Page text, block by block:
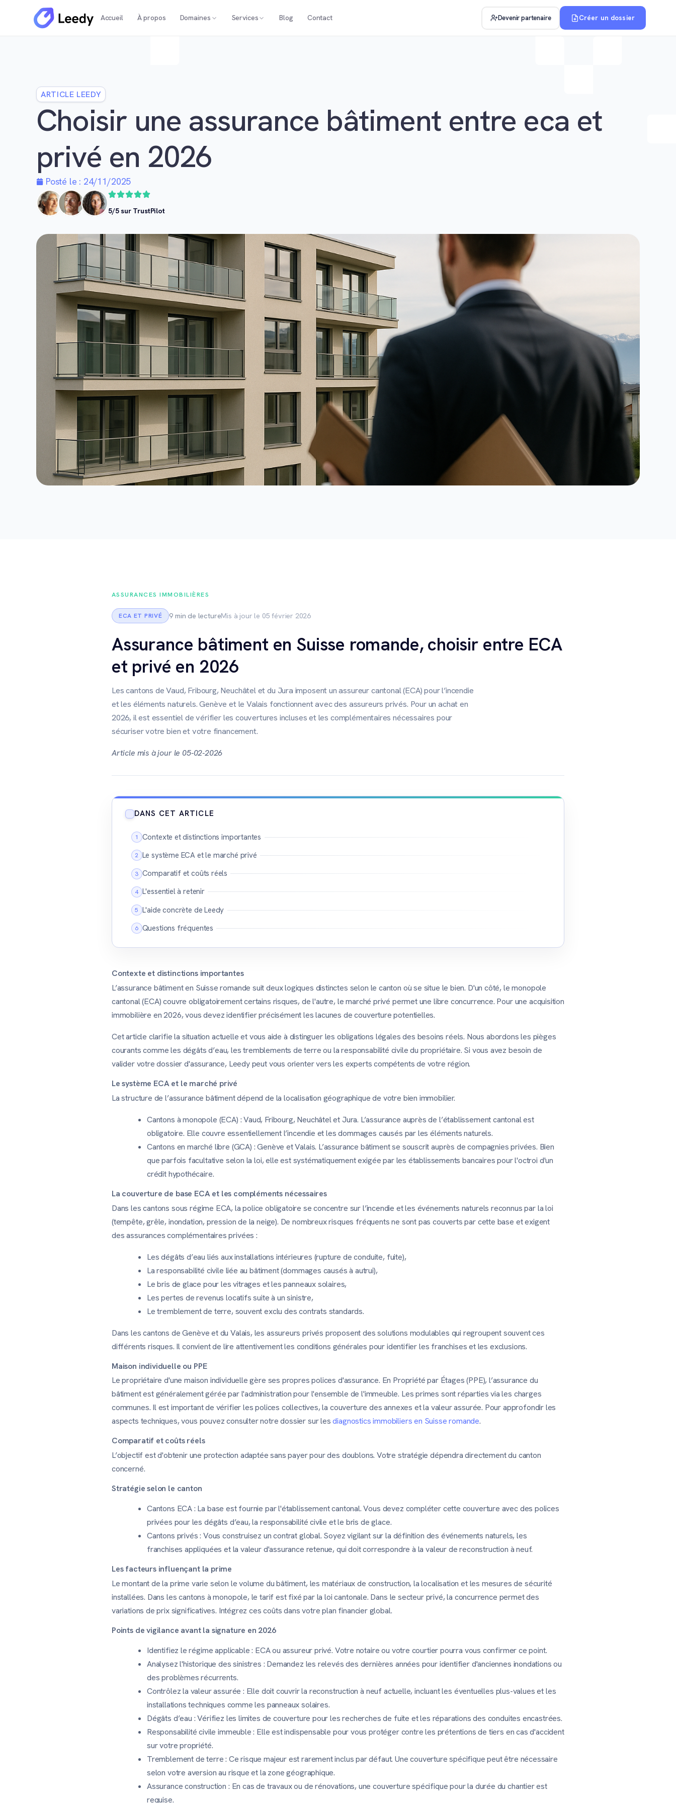
Accueil À propos Domaines Services Blog Contact Devenir partenaire Créer un dossier
ARTICLE LEEDY
Choisir une assurance bâtiment entre eca et
privé en 2026
Posté le : 24/11/2025
5/5 sur TrustPilot
ASSURANCES IMMOBILIÈRES
ECA ET PRIVÉ 9 min de lectureMis à jour le 05 février 2026
Assurance bâtiment en Suisse romande, choisir entre ECA
et privé en 2026
Les cantons de Vaud, Fribourg, Neuchâtel et du Jura imposent un assureur cantonal (ECA) pour l’incendie
et les éléments naturels. Genève et le Valais fonctionnent avec des assureurs privés. Pour un achat en
2026, il est essentiel de vérifier les couvertures incluses et les complémentaires nécessaires pour
sécuriser votre bien et votre financement.
Article mis à jour le 05-02-2026
DANS CET ARTICLE
Contexte et distinctions importantes
Le système ECA et le marché privé
Comparatif et coûts réels
L'essentiel à retenir
L'aide concrète de Leedy
Questions fréquentes
Contexte et distinctions importantes
L’assurance bâtiment en Suisse romande suit deux logiques distinctes selon le canton où se situe le bien. D'un côté, le monopole
cantonal (ECA) couvre obligatoirement certains risques, de l'autre, le marché privé permet une libre concurrence. Pour une acquisition
immobilière en 2026, vous devez identifier précisément les lacunes de couverture potentielles.
Cet article clarifie la situation actuelle et vous aide à distinguer les obligations légales des besoins réels. Nous abordons les pièges
courants comme les dégâts d’eau, les tremblements de terre ou la responsabilité civile du propriétaire. Si vous avez besoin de
valider votre dossier d'assurance, Leedy peut vous orienter vers les experts compétents de votre région.
Le système ECA et le marché privé
La structure de l’assurance bâtiment dépend de la localisation géographique de votre bien immobilier.
Cantons à monopole (ECA) : Vaud, Fribourg, Neuchâtel et Jura. L’assurance auprès de l’établissement cantonal est
obligatoire. Elle couvre essentiellement l’incendie et les dommages causés par les éléments naturels.
Cantons en marché libre (GCA) : Genève et Valais. L’assurance bâtiment se souscrit auprès de compagnies privées. Bien
que parfois facultative selon la loi, elle est systématiquement exigée par les établissements bancaires pour l'octroi d'un
crédit hypothécaire.
La couverture de base ECA et les compléments nécessaires
Dans les cantons sous régime ECA, la police obligatoire se concentre sur l’incendie et les événements naturels reconnus par la loi
(tempête, grêle, inondation, pression de la neige). De nombreux risques fréquents ne sont pas couverts par cette base et exigent
des assurances complémentaires privées :
Les dégâts d’eau liés aux installations intérieures (rupture de conduite, fuite),
La responsabilité civile liée au bâtiment (dommages causés à autrui),
Le bris de glace pour les vitrages et les panneaux solaires,
Les pertes de revenus locatifs suite à un sinistre,
Le tremblement de terre, souvent exclu des contrats standards.
Dans les cantons de Genève et du Valais, les assureurs privés proposent des solutions modulables qui regroupent souvent ces
différents risques. Il convient de lire attentivement les conditions générales pour identifier les franchises et les exclusions.
Maison individuelle ou PPE
Le propriétaire d'une maison individuelle gère ses propres polices d'assurance. En Propriété par Étages (PPE), l’assurance du
bâtiment est généralement gérée par l'administration pour l'ensemble de l'immeuble. Les primes sont réparties via les charges
communes. Il est important de vérifier les polices collectives, la couverture des annexes et la valeur assurée. Pour approfondir les
aspects techniques, vous pouvez consulter notre dossier sur lesdiagnostics immobiliers en Suisse romande.
Comparatif et coûts réels
L’objectif est d'obtenir une protection adaptée sans payer pour des doublons. Votre stratégie dépendra directement du canton
concerné.
Stratégie selon le canton
Cantons ECA : La base est fournie par l'établissement cantonal. Vous devez compléter cette couverture avec des polices
privées pour les dégâts d’eau, la responsabilité civile et le bris de glace.
Cantons privés : Vous construisez un contrat global. Soyez vigilant sur la définition des événements naturels, les
franchises appliquées et la valeur d'assurance retenue, qui doit correspondre à la valeur de reconstruction à neuf.
Les facteurs influençant la prime
Le montant de la prime varie selon le volume du bâtiment, les matériaux de construction, la localisation et les mesures de sécurité
installées. Dans les cantons à monopole, le tarif est fixé par la loi cantonale. Dans le secteur privé, la concurrence permet des
variations de prix significatives. Intégrez ces coûts dans votre plan financier global.
Points de vigilance avant la signature en 2026
Identifiez le régime applicable : ECA ou assureur privé. Votre notaire ou votre courtier pourra vous confirmer ce point.
Analysez l'historique des sinistres : Demandez les relevés des dernières années pour identifier d'anciennes inondations ou
des problèmes récurrents.
Contrôlez la valeur assurée : Elle doit couvrir la reconstruction à neuf actuelle, incluant les éventuelles plus-values et les
installations techniques comme les panneaux solaires.
Dégâts d’eau : Vérifiez les limites de couverture pour les recherches de fuite et les réparations des conduites encastrées.
Responsabilité civile immeuble : Elle est indispensable pour vous protéger contre les prétentions de tiers en cas d'accident
sur votre propriété.
Tremblement de terre : Ce risque majeur est rarement inclus par défaut. Une couverture spécifique peut être nécessaire
selon votre aversion au risque et la zone géographique.
Assurance construction : En cas de travaux ou de rénovations, une couverture spécifique pour la durée du chantier est
requise.